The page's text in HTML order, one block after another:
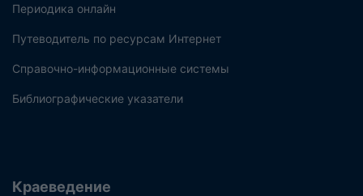
Периодика онлайн
Путеводитель по ресурсам Интернет
Справочно-информационные системы
Библиографические указатели
Краеведение